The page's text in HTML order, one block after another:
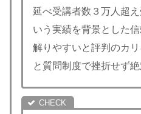
延べ受講者数３万人超
いう実績を背景とした
解りやすいと評判のカ
と質問制度で挫折せず